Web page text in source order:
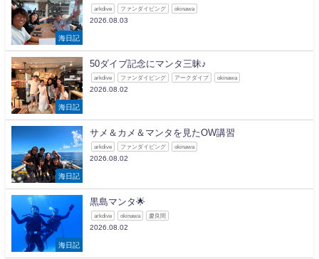
海日記
arkdive ファンダイビング okinawa
2026.08.03
海日記
50ダイブ記念にマンタ三昧♪
arkdive ファンダイビング アークダイブ okinawa
2026.08.02
海日記
サメ＆カメ＆マンタを見たOW講習
arkdive ファンダイビング okinawa
2026.08.02
海日記
黒島マンタ🌟
arkdive okinawa 慶良間
2026.08.02